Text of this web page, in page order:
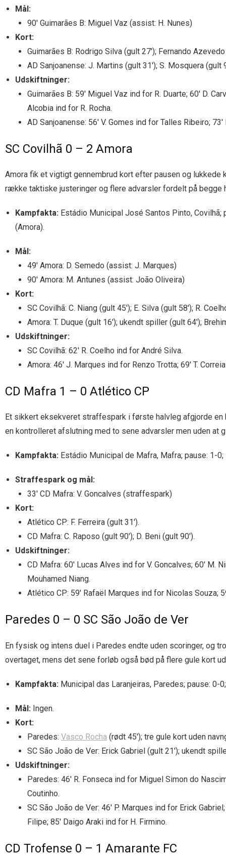
Mål:
90′ Guimarães B: Miguel Vaz (assist: H. Nunes)
Kort:
Guimarães B: Rodrigo Silva (gult 27′); Fernando
AD Sanjoanense: J. Martins (gult 31′); S. Mosquera (gult
Udskiftninger:
Guimarães B: 59′ Miguel Vaz ind for R. Duarte; 60′ D.
Alcobia ind for R. Rocha.
AD Sanjoanense: 56′ V. Gomes ind for Talles Ribeiro;
SC Covilhã 0 – 2 Amora
Amora fik et vigtigt gennembrud kort efter pausen og lukkede
række taktiske justeringer og flere advarsler fordelt på begge
Kampfakta: Estádio Municipal José Santos Pinto,
(Amora).
Mål:
49′ Amora: D. Semedo (assist: J. Marques)
90′ Amora: M. Antunes (assist: João Oliveira)
Kort:
SC Covilhã: C. Niang (gult 45′); E. Silva (gult 58′); R.
Amora: T. Duque (gult 16′); ukendt spiller (gult 64′);
Udskiftninger:
SC Covilhã: 62′ R. Coelho ind for André Silva.
Amora: 46′ J. Marques ind for Renzo Trotta; 69′ T.
CD Mafra 1 – 0 Atlético CP
Et sikkert eksekveret straffespark i første halvleg afgjorde
en kontrolleret afslutning med to sene advarsler men uden at
Kampfakta: Estádio Municipal de Mafra, Mafra; pause: 1-
Straffespark og mål:
33′ CD Mafra: V. Goncalves (straffespark)
Kort:
Atlético CP: F. Ferreira (gult 31′).
CD Mafra: C. Raposo (gult 90′); D. Beni (gult 90′).
Udskiftninger:
CD Mafra: 60′ Lucas Alves ind for V. Goncalves; 60′ M.
Mouhamed Niang.
Atlético CP: 59′ Rafaël Marques ind for Nicolas Souza;
Paredes 0 – 0 SC São João de Ver
En fysisk og intens duel i Paredes endte uden scoringer,
overtaget, mens det sene forløb også bød på flere gule kort
Kampfakta: Municipal das Laranjeiras, Paredes; pause:
Mål: Ingen.
Kort:
Paredes: Vasco Rocha (rødt 45′); tre gule kort uden
SC São João de Ver: Erick Gabriel (gult 21′); ukendt
Udskiftninger:
Paredes: 46′ R. Fonseca ind for Miguel Simon do
Coutinho.
SC São João de Ver: 46′ P. Marques ind for Erick
Filipe; 85′ Daigo Araki ind for H. Firmino.
CD Trofense 0 – 1 Amarante FC